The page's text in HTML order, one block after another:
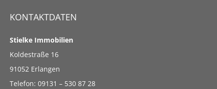
KONTAKTDATEN
Stielke Immobilien
Koldestraße 16
91052 Erlangen
Telefon: 09131 – 530 87 28